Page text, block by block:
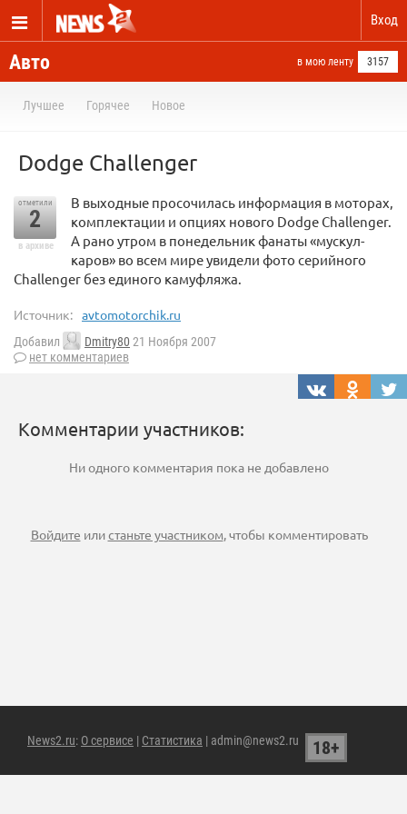
Вход
Авто в мою ленту 3157
Лучшее Горячее Новое
Dodge Challenger
отметили
2
в архиве
В выходные просочилась информация в моторах,
комплектации и опциях нового Dodge Challenger.
А рано утром в понедельник фанаты «мускул-
каров» во всем мире увидели фото серийного
Challenger без единого камуфляжа.
Источник: avtomotorchik.ru
Добавил Dmitry80 21 Ноября 2007
нет комментариев
Комментарии участников:
Ни одного комментария пока не добавлено
Войдите илистаньте участником, чтобы комментировать
News2.ru: О сервисе | Статистика | admin@news2.ru 18+